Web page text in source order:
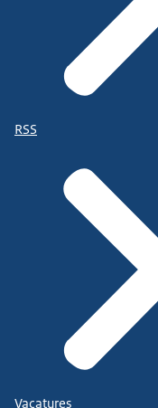
RSS
Vacatures